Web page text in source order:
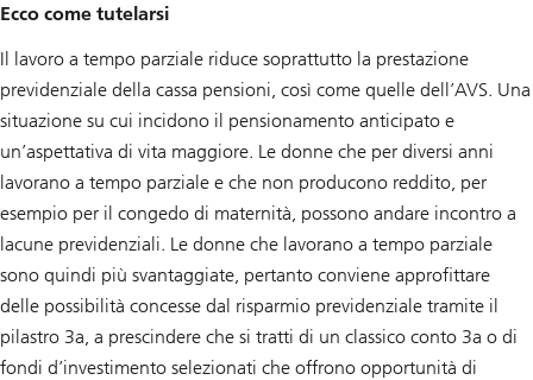
Ecco come tutelarsi
Il lavoro a tempo parziale riduce soprattutto la prestazione
previdenziale della cassa pensioni, così come quelle dell’AVS. Una
situazione su cui incidono il pensionamento anticipato e
un’aspettativa di vita maggiore. Le donne che per diversi anni
lavorano a tempo parziale e che non producono reddito, per
esempio per il congedo di maternità, possono andare incontro a
lacune previdenziali. Le donne che lavorano a tempo parziale
sono quindi più svantaggiate, pertanto conviene approfittare
delle possibilità concesse dal risparmio previdenziale tramite il
pilastro 3a, a prescindere che si tratti di un classico conto 3a o di
fondi d’investimento selezionati che offrono opportunità di